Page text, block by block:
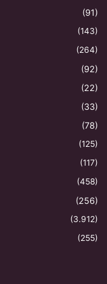
(91)
(143)
(264)
(92)
(22)
(33)
(78)
(125)
(117)
(458)
(256)
(3.912)
(255)